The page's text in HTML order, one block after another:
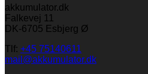
akkumulator.dk
Falkevej 11
DK-6705 Esbjerg Ø
Tlf: +45 75140611
mail@akkumulator.dk